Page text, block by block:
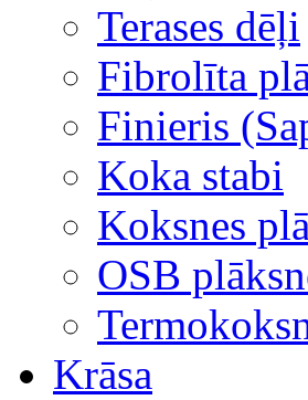
Terases dēļi
Fibrolīta
Finieris
Koka stabi
Koksnes
OSB
Krāsa